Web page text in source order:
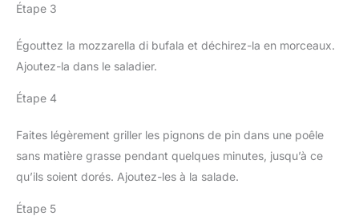
Étape 3
Égouttez la mozzarella di bufala et déchirez-la en morceaux.
Ajoutez-la dans le saladier.
Étape 4
Faites légèrement griller les pignons de pin dans une poêle
sans matière grasse pendant quelques minutes, jusqu’à ce
qu’ils soient dorés. Ajoutez-les à la salade.
Étape 5